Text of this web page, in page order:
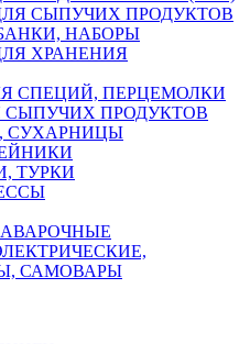
СЫПУЧИХ ПРОДУКТОВ
НАБОРЫ
ХРАНЕНИЯ
СПЕЦИЙ, ПЕРЦЕМОЛКИ
СЫПУЧИХ ПРОДУКТОВ
СУХАРНИЦЫ
ТУРКИ
САМОВАРЫ